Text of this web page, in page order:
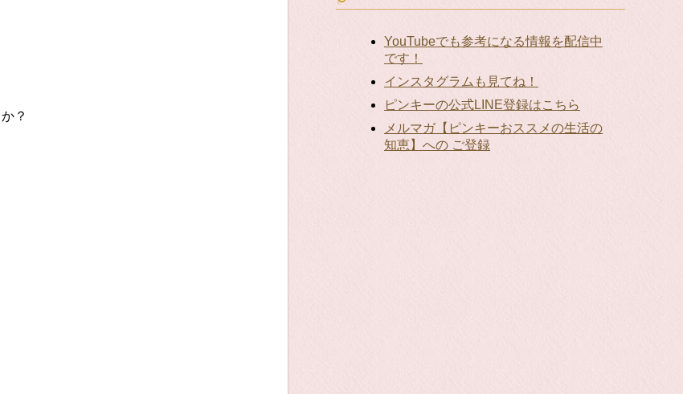
？
YouTubeでも参考になる情報を配信中
です！
インスタグラムも見てね！
ピンキーの公式LINE登録はこちら
メルマガ【ピンキーおススメの生活の
知恵】への ご登録